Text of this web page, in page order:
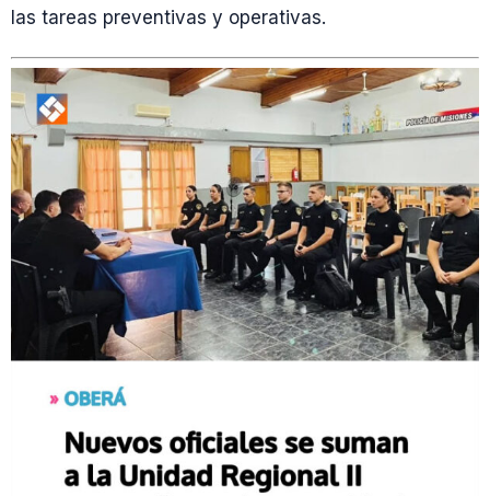
las tareas preventivas y operativas.